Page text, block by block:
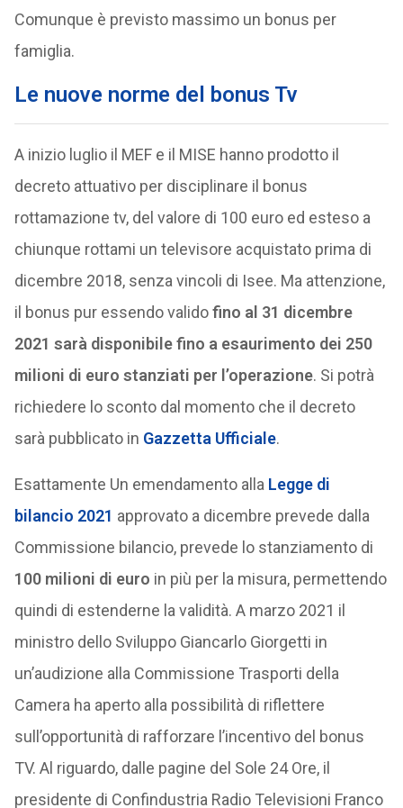
Comunque è previsto massimo un bonus per
famiglia.
Le nuove norme del bonus Tv
A inizio luglio il MEF e il MISE hanno prodotto il
decreto attuativo per disciplinare il bonus
rottamazione tv, del valore di 100 euro ed esteso a
chiunque rottami un televisore acquistato prima di
dicembre 2018, senza vincoli di Isee. Ma attenzione,
il bonus pur essendo validofino al 31 dicembre
2021 sarà disponibile fino a esaurimento dei 250
milioni di euro stanziati per l’operazione. Si potrà
richiedere lo sconto dal momento che il decreto
sarà pubblicato in Gazzetta Ufficiale.
Esattamente Un emendamento alla Legge di
bilancio 2021 approvato a dicembre prevede dalla
Commissione bilancio, prevede lo stanziamento di
100 milioni di euro in più per la misura, permettendo
quindi di estenderne la validità. A marzo 2021 il
ministro dello Sviluppo Giancarlo Giorgetti in
un’audizione alla Commissione Trasporti della
Camera ha aperto alla possibilità di riflettere
sull’opportunità di rafforzare l’incentivo del bonus
TV. Al riguardo, dalle pagine del Sole 24 Ore, il
presidente di Confindustria Radio Televisioni Franco